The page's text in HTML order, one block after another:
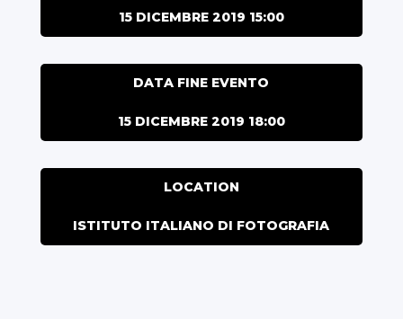
15 DICEMBRE 2019 15:00
DATA FINE EVENTO
15 DICEMBRE 2019 18:00
LOCATION
ISTITUTO ITALIANO DI FOTOGRAFIA